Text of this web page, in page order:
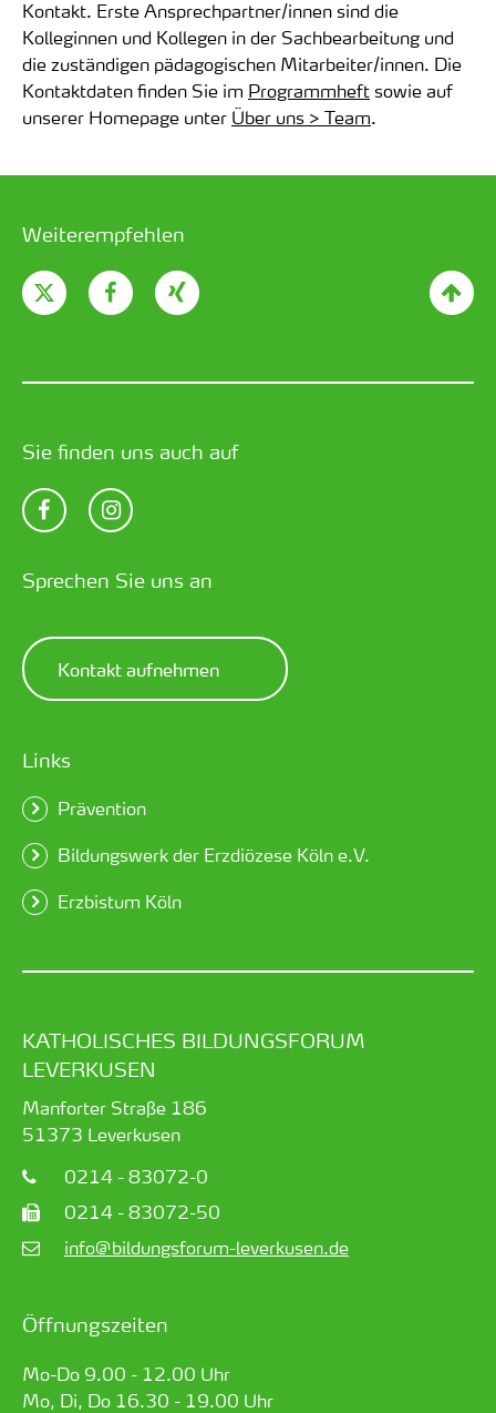
Kontakt. Erste Ansprechpartner/innen sind die
Kolleginnen und Kollegen in der Sachbearbeitung und
die zuständigen pädagogischen Mitarbeiter/innen. Die
Kontaktdaten finden Sie im Programmheftsowie auf
unserer Homepage unter Über uns > Team.
Weiterempfehlen
Sie finden uns auch auf
Sprechen Sie uns an
Kontakt aufnehmen
Links
Prävention
Bildungswerk der Erzdiözese Köln e.V.
Erzbistum Köln
KATHOLISCHES BILDUNGSFORUM
LEVERKUSEN
Manforter Straße 186
51373 Leverkusen
0214 - 83072-0
0214 - 83072-50
info@bildungsforum-leverkusen.de
Öffnungszeiten
Mo-Do 9.00 - 12.00 Uhr
Mo, Di, Do 16.30 - 19.00 Uhr